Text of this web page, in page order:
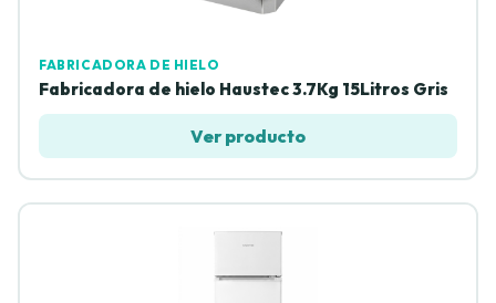
FABRICADORA DE HIELO
Fabricadora de hielo Haustec 3.7Kg 15Litros Gris
Ver producto